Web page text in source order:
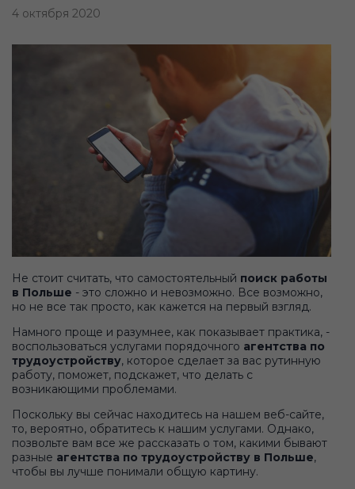
4 октября 2020
Не стоит считать, что самостоятельный поиск работы
в Польше - это сложно и невозможно. Все возможно,
но не все так просто, как кажется на первый взгляд.
Намного проще и разумнее, как показывает практика, -
воспользоваться услугами порядочного агентства по
трудоустройству, которое сделает за вас рутинную
работу, поможет, подскажет, что делать с
возникающими проблемами.
Поскольку вы сейчас находитесь на нашем веб-сайте,
то, вероятно, обратитесь к нашим услугами. Однако,
позвольте вам все же рассказать о том, какими бывают
разные агентства по трудоустройству в Польше,
чтобы вы лучше понимали общую картину.